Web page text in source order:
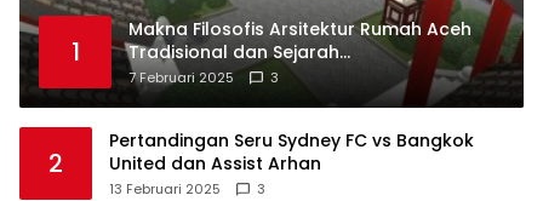
1
Makna Filosofis Arsitektur Rumah Aceh
Tradisional dan Sejarah
Perkembangannya
7 Februari 2025 3
2
Pertandingan Seru Sydney FC vs Bangkok
United dan Assist Arhan
13 Februari 2025 3